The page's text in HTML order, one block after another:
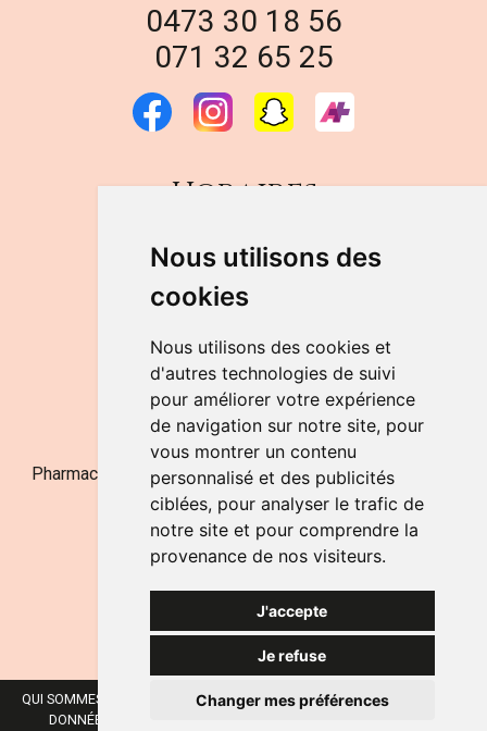
Nous utilisons des
cookies
Nous utilisons des cookies et
d'autres technologies de suivi
pour améliorer votre expérience
de navigation sur notre site, pour
vous montrer un contenu
personnalisé et des publicités
ciblées, pour analyser le trafic de
notre site et pour comprendre la
provenance de nos visiteurs.
J'accepte
Je refuse
Changer mes préférences
0473 30 18 56
071 32 65 25
Horaires
DU LUNDI AU VENDREDI
de 9h à 12h30 et de 14h à 18h
LE SAMEDI
de 9h à 12h30
NOUS CONTACTER
Pharmacie Jufarma - Fatima Abachra - APB 521704 - N°
Entreprise BE0882-700-592
QUI SOMMES-NOUS ? NOS MARQUES MENTIONS LÉGALES
DONNÉES PERSONNELLES